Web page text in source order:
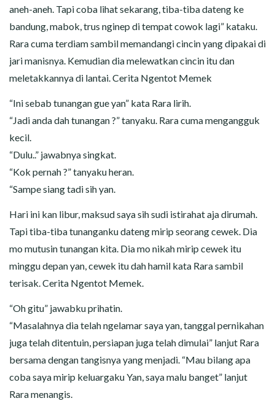
aneh-aneh. Tapi coba lihat sekarang, tiba-tiba dateng ke
bandung, mabok, trus nginep di tempat cowok lagi” kataku.
Rara cuma terdiam sambil memandangi cincin yang dipakai di
jari manisnya. Kemudian dia melewatkan cincin itu dan
meletakkannya di lantai. Cerita Ngentot Memek
“Ini sebab tunangan gue yan” kata Rara lirih.
“Jadi anda dah tunangan ?” tanyaku. Rara cuma mengangguk
kecil.
“Dulu..” jawabnya singkat.
“Kok pernah ?” tanyaku heran.
“Sampe siang tadi sih yan.
Hari ini kan libur, maksud saya sih sudi istirahat aja dirumah.
Tapi tiba-tiba tunanganku dateng mirip seorang cewek. Dia
mo mutusin tunangan kita. Dia mo nikah mirip cewek itu
minggu depan yan, cewek itu dah hamil kata Rara sambil
terisak. Cerita Ngentot Memek.
“Oh gitu” jawabku prihatin.
“Masalahnya dia telah ngelamar saya yan, tanggal pernikahan
juga telah ditentuin, persiapan juga telah dimulai” lanjut Rara
bersama dengan tangisnya yang menjadi. “Mau bilang apa
coba saya mirip keluargaku Yan, saya malu banget” lanjut
Rara menangis.